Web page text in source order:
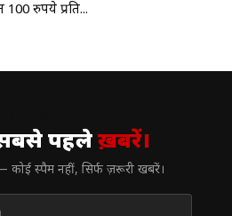
रुपये प्रति...
पहलेख़बरें।
स्पैम नहीं, सिर्फ ज़रूरी खबरें।